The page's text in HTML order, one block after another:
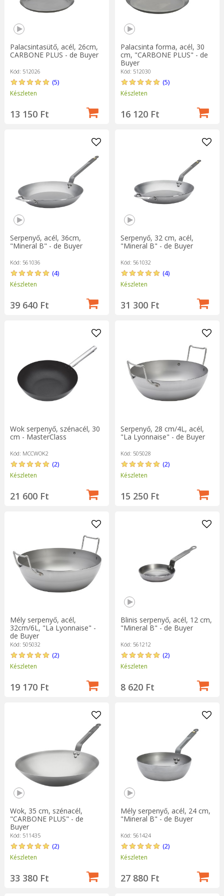
során felépített természetes tapadásmentes réteget.
Palacsintasütő, acél, 26cm,
CARBONE PLUS - de Buyer
Kód: 512026
(5)
Készleten
13 150 Ft
Palacsinta forma, acél, 30
cm, "CARBONE PLUS" - de
Buyer
Kód: 512030
(5)
Készleten
16 120 Ft
Serpenyő, acél, 36cm,
"Mineral B" - de Buyer
Kód: 561036
(4)
Készleten
39 640 Ft
Serpenyő, 32 cm, acél,
"Mineral B" - de Buyer
Kód: 561032
(4)
Készleten
31 300 Ft
Wok serpenyő, szénacél, 30
cm - MasterClass
Kód: MCCWOK2
(2)
Készleten
21 600 Ft
Serpenyő, 28 cm/4L, acél,
"La Lyonnaise" - de Buyer
Kód: 505028
(2)
Készleten
15 250 Ft
Mély serpenyő, acél,
32cm/6L, "La Lyonnaise" -
de Buyer
Kód: 505032
(2)
Készleten
19 170 Ft
Blinis serpenyő, acél, 12 cm,
"Mineral B" - de Buyer
Kód: 561212
(2)
Készleten
8 620 Ft
Wok, 35 cm, szénacél,
"CARBONE PLUS" - de
Buyer
Kód: 511435
(2)
Készleten
33 380 Ft
Mély serpenyő, acél, 24 cm,
"Mineral B" - de Buyer
Kód: 561424
(2)
Készleten
27 880 Ft